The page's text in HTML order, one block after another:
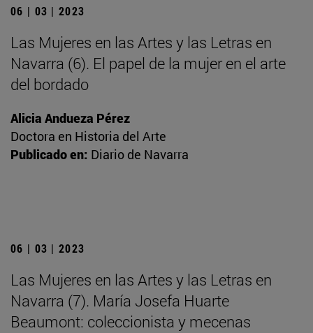
06 | 03 | 2023
Las Mujeres en las Artes y las Letras en
Navarra (6). El papel de la mujer en el arte
del bordado
Alicia Andueza Pérez
Doctora en Historia del Arte
Publicado en: Diario de Navarra
06 | 03 | 2023
Las Mujeres en las Artes y las Letras en
Navarra (7). María Josefa Huarte
Beaumont: coleccionista y mecenas